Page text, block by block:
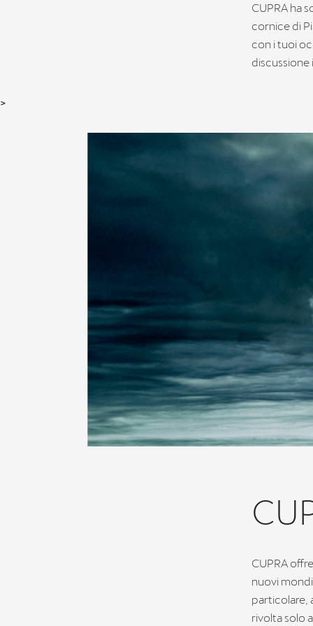
CUPRA ha
cornice di
con i tuoi
discussione
>
CUPRA
nuovi
particolare,
rivolta solo